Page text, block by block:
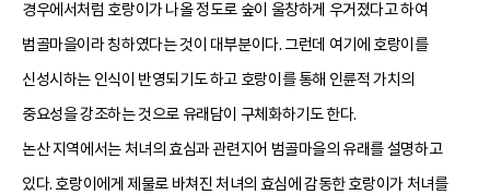
경우에서처럼 호랑이가 나올 정도로 숲이 울창하게 우거졌다고 하여
범골마을이라 칭하였다는 것이 대부분이다. 그런데 여기에 호랑이를
신성시하는 인식이 반영되기도 하고 호랑이를 통해 인륜적 가치의
중요성을 강조하는 것으로 유래담이 구체화하기도 한다.
논산 지역에서는 처녀의 효심과 관련지어 범골마을의 유래를 설명하고
있다. 호랑이에게 제물로 바쳐진 처녀의 효심에 감동한 호랑이가 처녀를